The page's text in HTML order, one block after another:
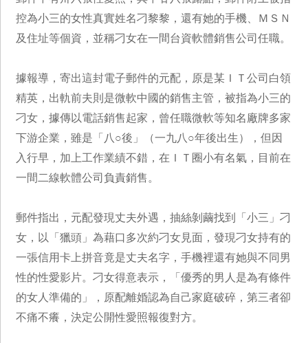
控為小三的女性真實姓名刁黎黎，還有她的手機、ＭＳＮ
及住址等個資，並稱刁女在一間台資軟體銷售公司任職。
據報導，寄出這封電子郵件的元配，原是某ＩＴ公司白領
精英，出軌前夫則是微軟中國的銷售主管，被指為小三的
刁女，據傳以電話銷售起家，曾任職微軟等知名廠牌多家
下游企業，雖是「八○後」（一九八○年後出生），但因
入行早，加上工作業績不錯，在ＩＴ圈小有名氣，目前在
一間二線軟體公司負責銷售。
郵件指出，元配發現丈夫外遇，抽絲剝繭找到「小三」刁
女，以「獵頭」為藉口多次約刁女見面，發現刁女持有的
一張信用卡上拼音竟是丈夫名字，手機裡還有她與不同男
性的性愛影片。刁女得意表示，「優秀的男人是為有條件
的女人準備的」，原配離婚認為自己家庭破碎，第三者卻
不痛不癢，決定公開性愛照報復對方。